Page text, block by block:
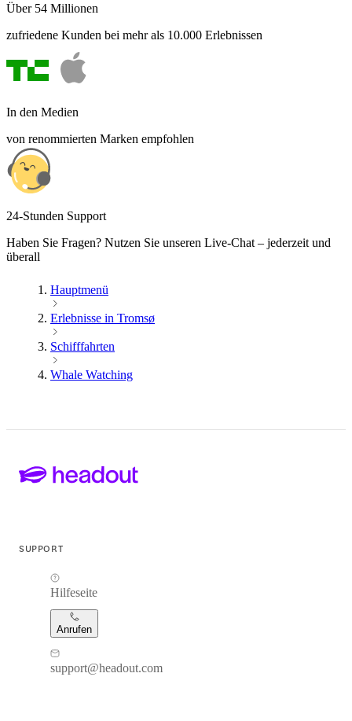
Über 54 Millionen
zufriedene Kunden bei mehr als 10.000 Erlebnissen
In den Medien
von renommierten Marken empfohlen
24-Stunden Support
Haben Sie Fragen? Nutzen Sie unseren Live-Chat – jederzeit und
überall
Hauptmenü
Erlebnisse in Tromsø
Schifffahrten
Whale Watching
SUPPORT
Hilfeseite
Anrufen
support@headout.com